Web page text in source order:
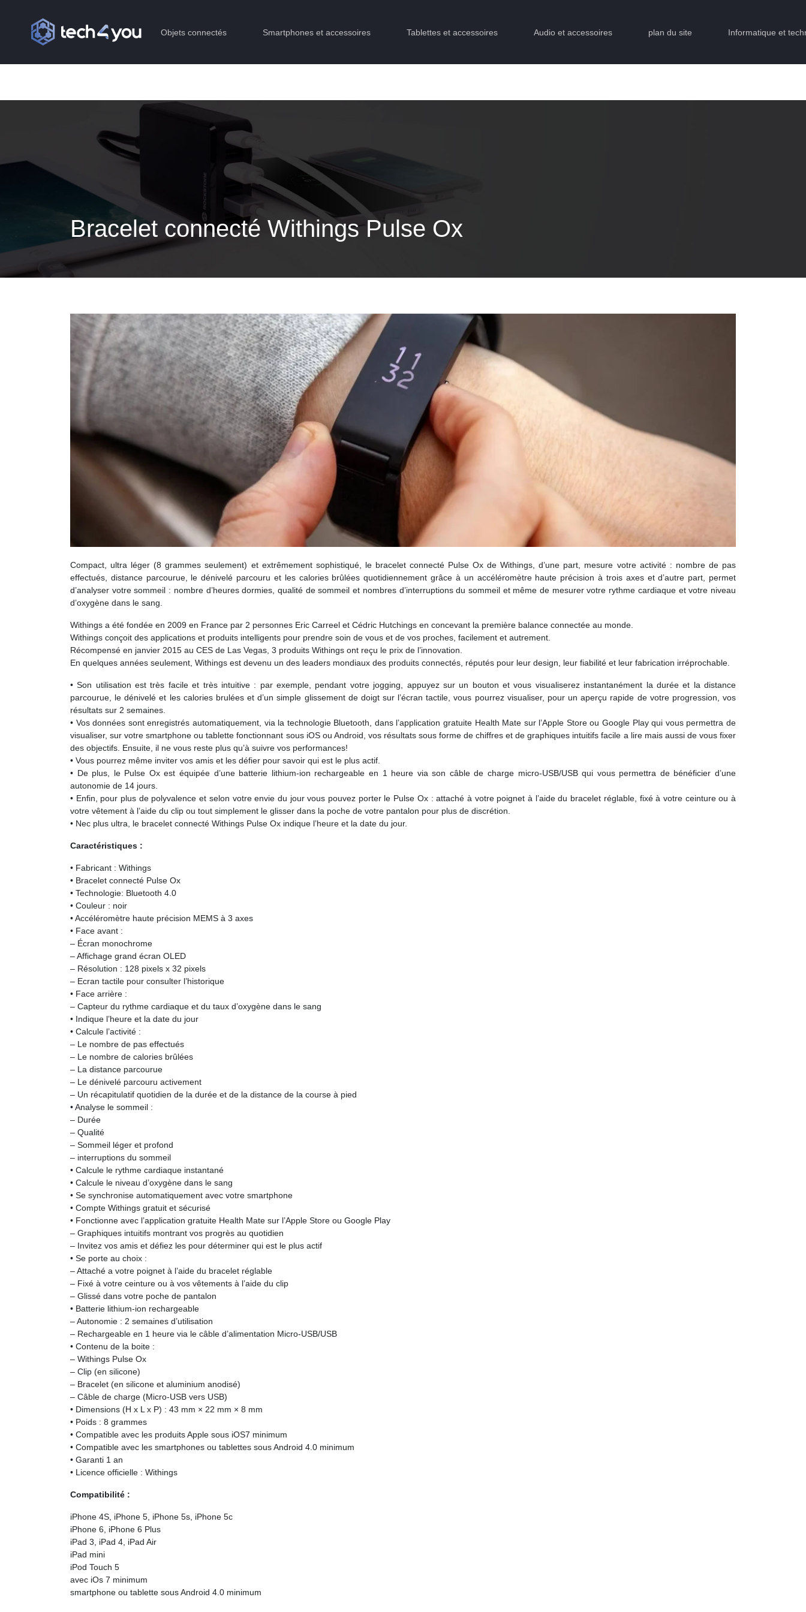
Objets connectés Smartphones et accessoires Tablettes et accessoires Audio et accessoires plan du site Informatique et
Bracelet connecté Withings Pulse Ox
Compact, ultra léger (8 grammes seulement) et extrêmement sophistiqué, le bracelet connecté Pulse Ox de Withings, d’une part, mesure votre activité : nombre de pas
effectués, distance parcourue, le dénivelé parcouru et les calories brûlées quotidiennement grâce à un accéléromètre haute précision à trois axes et d’autre part, permet
d’analyser votre sommeil : nombre d’heures dormies, qualité de sommeil et nombres d’interruptions du sommeil et même de mesurer votre rythme cardiaque et votre niveau
d’oxygène dans le sang.
Withings a été fondée en 2009 en France par 2 personnes Eric Carreel et Cédric Hutchings en concevant la première balance connectée au monde.
Withings conçoit des applications et produits intelligents pour prendre soin de vous et de vos proches, facilement et autrement.
Récompensé en janvier 2015 au CES de Las Vegas, 3 produits Withings ont reçu le prix de l’innovation.
En quelques années seulement, Withings est devenu un des leaders mondiaux des produits connectés, réputés pour leur design, leur fiabilité et leur fabrication irréprochable.
• Son utilisation est très facile et très intuitive : par exemple, pendant votre jogging, appuyez sur un bouton et vous visualiserez instantanément la durée et la distance
parcourue, le dénivelé et les calories brulées et d’un simple glissement de doigt sur l’écran tactile, vous pourrez visualiser, pour un aperçu rapide de votre progression, vos
résultats sur 2 semaines.
• Vos données sont enregistrés automatiquement, via la technologie Bluetooth, dans l’application gratuite Health Mate sur l’Apple Store ou Google Play qui vous permettra de
visualiser, sur votre smartphone ou tablette fonctionnant sous iOS ou Android, vos résultats sous forme de chiffres et de graphiques intuitifs facile a lire mais aussi de vous fixer
des objectifs. Ensuite, il ne vous reste plus qu’à suivre vos performances!
• Vous pourrez même inviter vos amis et les défier pour savoir qui est le plus actif.
• De plus, le Pulse Ox est équipée d’une batterie lithium-ion rechargeable en 1 heure via son câble de charge micro-USB/USB qui vous permettra de bénéficier d’une
autonomie de 14 jours.
• Enfin, pour plus de polyvalence et selon votre envie du jour vous pouvez porter le Pulse Ox : attaché à votre poignet à l’aide du bracelet réglable, fixé à votre ceinture ou à
votre vêtement à l’aide du clip ou tout simplement le glisser dans la poche de votre pantalon pour plus de discrétion.
• Nec plus ultra, le bracelet connecté Withings Pulse Ox indique l’heure et la date du jour.
Caractéristiques :
• Fabricant : Withings
• Bracelet connecté Pulse Ox
• Technologie: Bluetooth 4.0
• Couleur : noir
• Accéléromètre haute précision MEMS à 3 axes
• Face avant :
– Écran monochrome
– Affichage grand écran OLED
– Résolution : 128 pixels x 32 pixels
– Ecran tactile pour consulter l’historique
• Face arrière :
– Capteur du rythme cardiaque et du taux d’oxygène dans le sang
• Indique l’heure et la date du jour
• Calcule l’activité :
– Le nombre de pas effectués
– Le nombre de calories brûlées
– La distance parcourue
– Le dénivelé parcouru activement
– Un récapitulatif quotidien de la durée et de la distance de la course à pied
• Analyse le sommeil :
– Durée
– Qualité
– Sommeil léger et profond
– interruptions du sommeil
• Calcule le rythme cardiaque instantané
• Calcule le niveau d’oxygène dans le sang
• Se synchronise automatiquement avec votre smartphone
• Compte Withings gratuit et sécurisé
• Fonctionne avec l’application gratuite Health Mate sur l’Apple Store ou Google Play
– Graphiques intuitifs montrant vos progrès au quotidien
– Invitez vos amis et défiez les pour déterminer qui est le plus actif
• Se porte au choix :
– Attaché a votre poignet à l’aide du bracelet réglable
– Fixé à votre ceinture ou à vos vêtements à l’aide du clip
– Glissé dans votre poche de pantalon
• Batterie lithium-ion rechargeable
– Autonomie : 2 semaines d’utilisation
– Rechargeable en 1 heure via le câble d’alimentation Micro-USB/USB
• Contenu de la boite :
– Withings Pulse Ox
– Clip (en silicone)
– Bracelet (en silicone et aluminium anodisé)
– Câble de charge (Micro-USB vers USB)
• Dimensions (H x L x P) : 43 mm × 22 mm × 8 mm
• Poids : 8 grammes
• Compatible avec les produits Apple sous iOS7 minimum
• Compatible avec les smartphones ou tablettes sous Android 4.0 minimum
• Garanti 1 an
• Licence officielle : Withings
Compatibilité :
iPhone 4S, iPhone 5, iPhone 5s, iPhone 5c
iPhone 6, iPhone 6 Plus
iPad 3, iPad 4, iPad Air
iPad mini
iPod Touch 5
avec iOs 7 minimum
smartphone ou tablette sous Android 4.0 minimum